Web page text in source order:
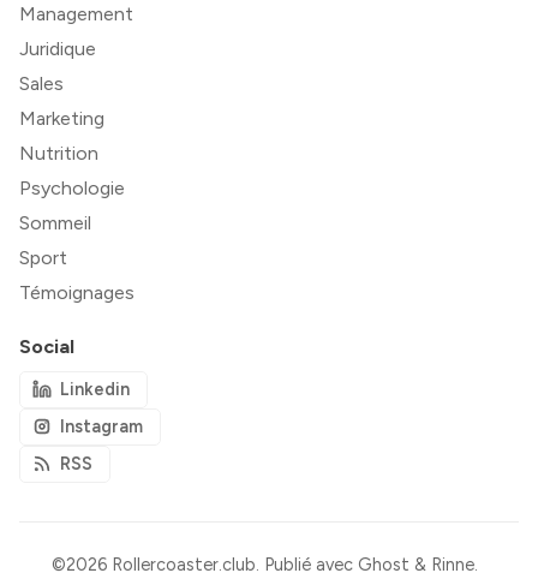
Management
Juridique
Sales
Marketing
Nutrition
Psychologie
Sommeil
Sport
Témoignages
Social
Linkedin
Instagram
RSS
©2026 Rollercoaster.club. Publié avec Ghost & Rinne.